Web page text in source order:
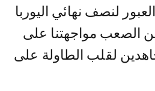
لنصف نهائي اليوربا
من الصعب مواجهتنا على
لقلب الطاولة على